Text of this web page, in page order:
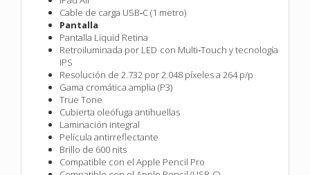
Cable de carga USB‑C (1 metro)
Pantalla
Pantalla Liquid Retina
Retroiluminada por LED con Multi‑Touch y tecnología
IPS
Resolución de 2.732 por 2.048 píxeles a 264 p/p
Gama cromática amplia (P3)
True Tone
Cubierta oleófuga antihuellas
Laminación integral
Película antirreflectante
Brillo de 600 nits
Compatible con el Apple Pencil Pro